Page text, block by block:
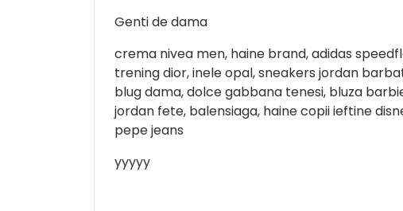
Genti de dama
crema nivea men, haine brand, adidas
trening dior, inele opal, sneakers jordan
blug dama, dolce gabbana tenesi, bluza
jordan fete, balensiaga, haine copii ieftine
pepe jeans
yyyyy